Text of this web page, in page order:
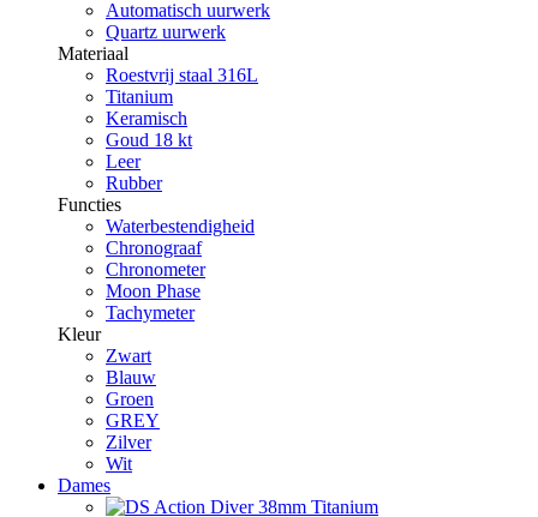
Automatisch uurwerk
Quartz uurwerk
Materiaal
Roestvrij staal 316L
Titanium
Keramisch
Goud 18 kt
Leer
Rubber
Functies
Waterbestendigheid
Chronograaf
Chronometer
Moon Phase
Tachymeter
Kleur
Zwart
Blauw
Groen
GREY
Zilver
Wit
Dames